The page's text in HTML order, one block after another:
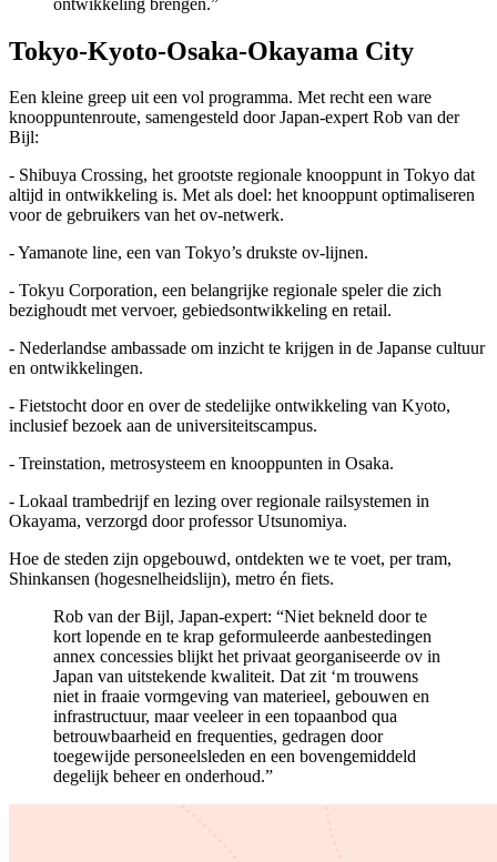
Tokyo-Kyoto-Osaka-Okayama City
Een kleine greep uit een vol programma. Met recht een ware
knooppuntenroute, samengesteld door Japan-expert Rob van der
Bijl:
- Shibuya Crossing, het grootste regionale knooppunt in Tokyo dat
altijd in ontwikkeling is. Met als doel: het knooppunt optimaliseren
voor de gebruikers van het ov-netwerk.
- Yamanote line, een van Tokyo’s drukste ov-lijnen.
- Tokyu Corporation, een belangrijke regionale speler die zich
bezighoudt met vervoer, gebiedsontwikkeling en retail.
- Nederlandse ambassade om inzicht te krijgen in de Japanse cultuur
en ontwikkelingen.
- Fietstocht door en over de stedelijke ontwikkeling van Kyoto,
inclusief bezoek aan de universiteitscampus.
- Treinstation, metrosysteem en knooppunten in Osaka.
- Lokaal trambedrijf en lezing over regionale railsystemen in
Okayama, verzorgd door professor Utsunomiya.
Hoe de steden zijn opgebouwd, ontdekten we te voet, per tram,
Shinkansen (hogesnelheidslijn), metro én fiets.
Rob van der Bijl, Japan-expert: “Niet bekneld door te
kort lopende en te krap geformuleerde aanbestedingen
annex concessies blijkt het privaat georganiseerde ov in
Japan van uitstekende kwaliteit. Dat zit ‘m trouwens
niet in fraaie vormgeving van materieel, gebouwen en
infrastructuur, maar veeleer in een topaanbod qua
betrouwbaarheid en frequenties, gedragen door
toegewijde personeelsleden en een bovengemiddeld
degelijk beheer en onderhoud.”